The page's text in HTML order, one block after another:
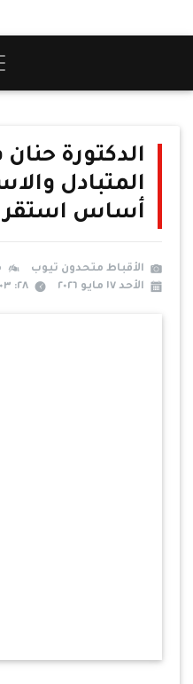
الدكتورة
المتبادل
أساس
الأقباط متحدون تيوب
الأحد ١٧ مايو ٢٠٢٦
٢٨: ٠٣ م +02:00 CEST